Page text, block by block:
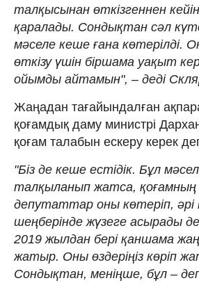
талқысынан өткізгеннен
қаралады. Сондықтан сәл
мәселе кеше ғана көтерілді.
өткізу үшін біршама уақыт
ойымды айтамын", – деді
Жаңадан тағайындалған
қоғамдық даму министрі
қоғам талабын ескеру керек
"Біз де кеше естідік. Бұл
талқыланып жатса, қоғамның
депутаттар оны көтеріп, әрі
шеңберінде жүзеге асырады
2019 жылдан бері қаншама
жатыр. Оны өздеріңіз көріп
Сондықтан, меніңше, бұл –